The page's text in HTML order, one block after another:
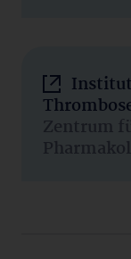
Zentrum